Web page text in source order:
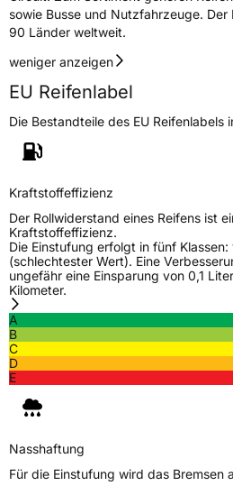
Rollgeräusch (dB)
C1
3PMSF / Schneeflockensymbol /
EPREL ID
Allgemeine Produktsicherheit
Herstellerkontakt Tiresur SL, Orson
Granada Spanien,
rudi@eptyres.com
sowie Busse und Nutzfahrzeuge.
90 Länder weltweit.
weniger anzeigen
EU Reifenlabel
Die Bestandteile des EU Reifenlabels
Kraftstoffeffizienz
Der Rollwiderstand eines Reifens ist
Kraftstoffeffizienz.
Die Einstufung erfolgt in fünf
(schlechtester Wert). Eine
ungefähr eine Einsparung von 0,1
Kilometer.
A
B
C
D
E
Nasshaftung
Für die Einstufung wird das Bremsen